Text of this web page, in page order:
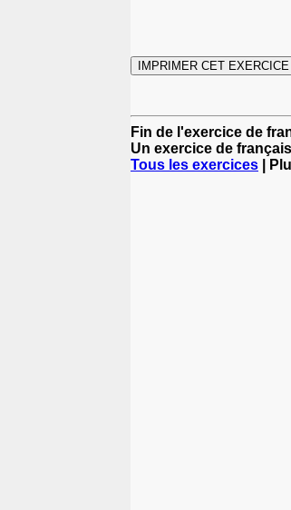
Fin de l'exercice de
Un exercice de
Tous les exercices |